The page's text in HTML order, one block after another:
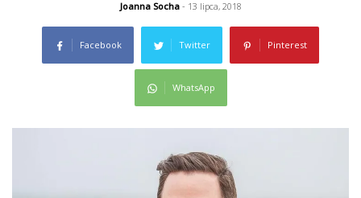
Joanna Socha- 13 lipca, 2018
Facebook Twitter Pinterest
WhatsApp